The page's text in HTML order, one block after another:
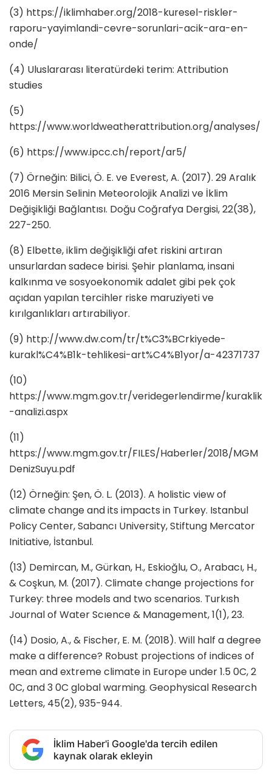
(3) https://iklimhaber.org/2018-kuresel-riskler-
raporu-yayimlandi-cevre-sorunlari-acik-ara-en-
onde/
(4) Uluslararası literatürdeki terim: Attribution
studies
(5)
https://www.worldweatherattribution.org/analyses/
(6) https://www.ipcc.ch/report/ar5/
(7) Örneğin: Bilici, Ö. E. ve Everest, A. (2017). 29 Aralık
2016 Mersin Selinin Meteorolojik Analizi ve İklim
Değişikliği Bağlantısı. Doğu Coğrafya Dergisi, 22(38),
227-250.
(8) Elbette, iklim değişikliği afet riskini artıran
unsurlardan sadece birisi. Şehir planlama, insani
kalkınma ve sosyoekonomik adalet gibi pek çok
açıdan yapılan tercihler riske maruziyeti ve
kırılganlıkları artırabiliyor.
(9) http://www.dw.com/tr/t%C3%BCrkiyede-
kurakl%C4%B1k-tehlikesi-art%C4%B1yor/a-42371737
(10)
https://www.mgm.gov.tr/veridegerlendirme/kuraklik
-analizi.aspx
(11)
https://www.mgm.gov.tr/FILES/Haberler/2018/MGM
DenizSuyu.pdf
(12) Örneğin: Şen, Ö. L. (2013). A holistic view of
climate change and its impacts in Turkey. Istanbul
Policy Center, Sabancı University, Stiftung Mercator
Initiative, İstanbul.
(13) Demircan, M., Gürkan, H., Eskioğlu, O., Arabacı, H.,
& Coşkun, M. (2017). Climate change projections for
Turkey: three models and two scenarios. Turkısh
Journal of Water Scıence & Management, 1(1), 23.
(14) Dosio, A., & Fischer, E. M. (2018). Will half a degree
make a difference? Robust projections of indices of
mean and extreme climate in Europe under 1.5 0C, 2
0C, and 3 0C global warming. Geophysical Research
Letters, 45(2), 935-944.
İklim Haber'i Google'da tercih edilen
kaynak olarak ekleyin